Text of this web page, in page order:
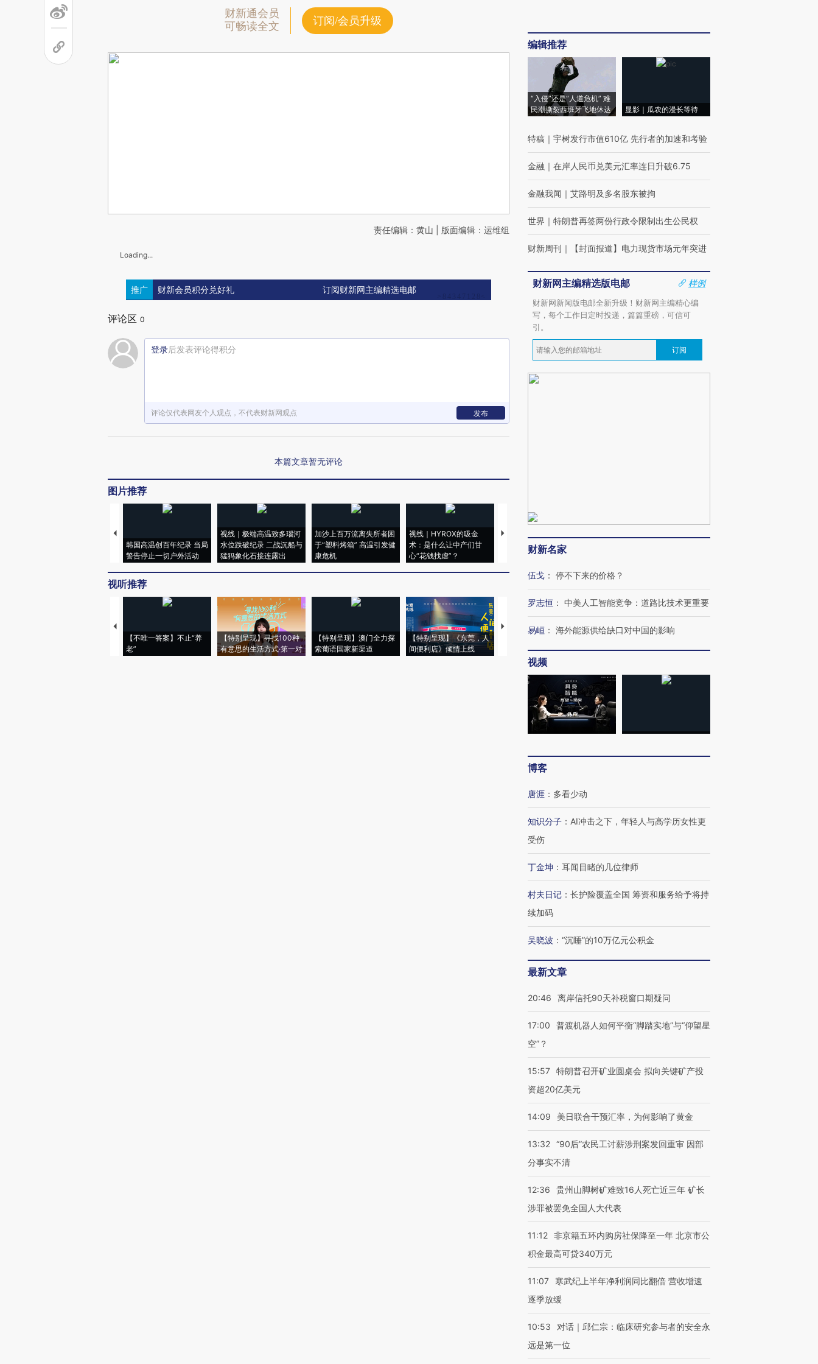
财新通会员
可畅读全文
订阅/会员升级
责任编辑：黄山 | 版面编辑：运维组
Loading...
推广 财新会员积分兑好礼 订阅财新网主编精选电邮
评论区 0
登录后发表评论得积分
评论仅代表网友个人观点，不代表财新网观点 发布
本篇文章暂无评论
图片推荐
韩国高温创百年纪录 当局
警告停止一切户外活动
视线｜极端高温致多瑙河
水位跌破纪录 二战沉船与
猛犸象化石接连露出
加沙上百万流离失所者困
于“塑料烤箱” 高温引发健
康危机
视线｜HYROX的吸金
术：是什么让中产们甘
心“花钱找虐”？
马航飞行员跨国走私7万
粒摇头丸 尿检体内含3种
视听推荐
【不唯一答案】不止“养
老”
【特别呈现】寻找100种
有意思的生活方式·第一对
【特别呈现】澳门全力探
索葡语国家新渠道
【特别呈现】《东莞，人
间便利店》倾情上线
【推广】走进第四届链博
有意思的生活方式·第三对
住三大增长引擎是什么？
编辑推荐
“入侵”还是“人道危机” 难
民潮撕裂西班牙飞地休达
显影｜瓜农的漫长等待
特稿 ｜ 宇树发行市值610亿 先行者的加速和考验
金融 ｜ 在岸人民币兑美元汇率连日升破6.75
金融我闻 ｜ 艾路明及多名股东被拘
世界 ｜ 特朗普再签两份行政令限制出生公民权
财新周刊 ｜ 【封面报道】电力现货市场元年突进
财新网主编精选版电邮
样例
财新网新闻版电邮全新升级！财新网主编精心编
写，每个工作日定时投递，篇篇重磅，可信可
引。
订阅
财新名家
伍戈 ： 停不下来的价格？
罗志恒 ： 中美人工智能竞争：道路比技术更重要
易峘 ： 海外能源供给缺口对中国的影响
视频
博客
唐涯 ： 多看少动
知识分子 ： AI冲击之下，年轻人与高学历女性更
受伤
丁金坤 ： 耳闻目睹的几位律师
村夫日记 ： 长护险覆盖全国 筹资和服务给予将持
续加码
吴晓波 ： “沉睡”的10万亿元公积金
最新文章
20:46 离岸信托90天补税窗口期疑问
17:00
普渡机器人如何平衡“脚踏实地”与“仰望星
空”？
15:57 特朗普召开矿业圆桌会 拟向关键矿产投
资超20亿美元
14:09 美日联合干预汇率，为何影响了黄金
13:32 “90后”农民工讨薪涉刑案发回重审 因部
分事实不清
12:36
贵州山脚树矿难致16人死亡近三年 矿长
涉罪被罢免全国人大代表
11:12 非京籍五环内购房社保降至一年 北京市公
积金最高可贷340万元
11:07
寒武纪上半年净利润同比翻倍 营收增速
逐季放缓
10:53
对话｜邱仁宗：临床研究参与者的安全永
远是第一位